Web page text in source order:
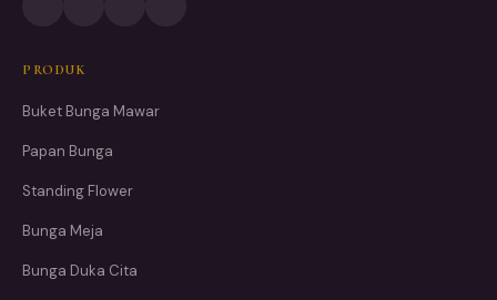
PRODUK
Buket Bunga Mawar
Papan Bunga
Standing Flower
Bunga Meja
Bunga Duka Cita